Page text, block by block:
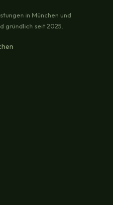
in München und
gründlich seit 2025.